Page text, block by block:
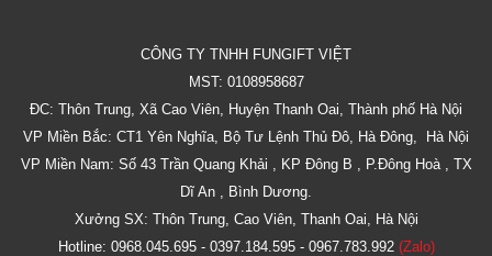
CÔNG TY TNHH FUNGIFT VIỆT
MST: 0108958687
ĐC: Thôn Trung, Xã Cao Viên, Huyện Thanh Oai, Thành phố Hà Nội
VP Miền Bắc: CT1 Yên Nghĩa, Bộ Tư Lệnh Thủ Đô, Hà Đông, Hà Nội
VP Miền Nam: Số 43 Trần Quang Khải , KP Đông B , P.Đông Hoà , TX
Dĩ An , Bình Dương.
Xưởng SX: Thôn Trung, Cao Viên, Thanh Oai, Hà Nội
Hotline: 0968.045.695 - 0397.184.595 - 0967.783.992 (Zalo)